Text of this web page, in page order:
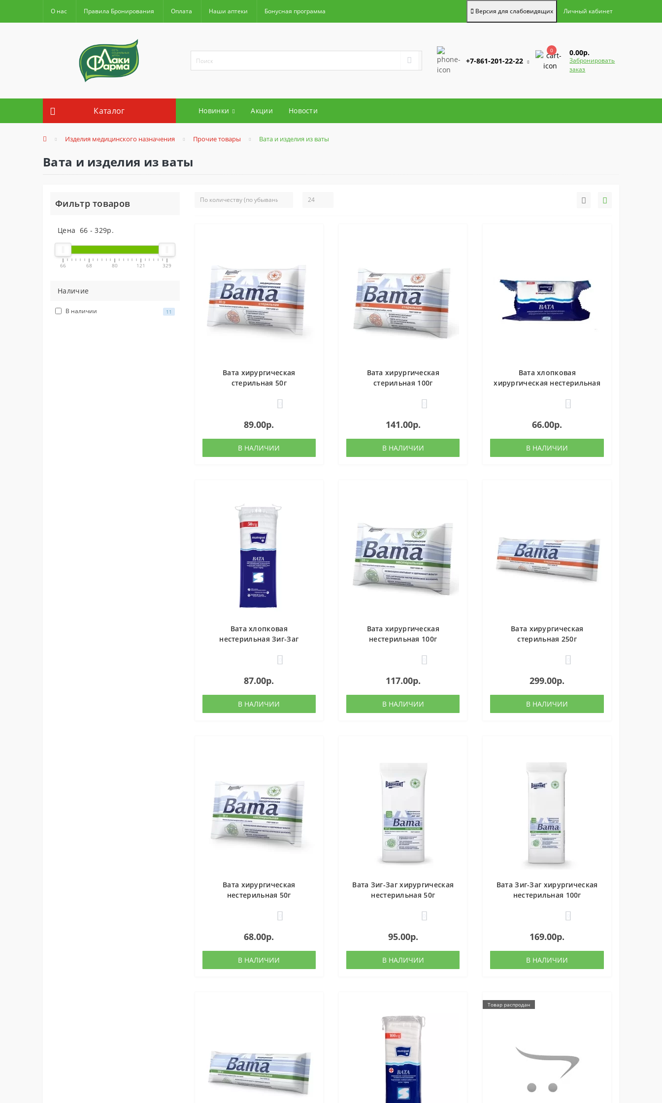
О нас Правила Бронирования Оплата Наши аптеки Бонусная программа Версия для слабовидящих Личный кабинет
+7-861-201-22-22
0 0.00р.
Забронировать
заказ
Каталог Новинки Акции Новости
Изделия медицинского назначения Прочие товары Вата и изделия из ваты
Вата и изделия из ваты
Фильтр товаров
Цена 66 -329р.
66 68 80 121 329
Наличие
В наличии 11
Вата хирургическая
стерильная 50г
89.00р.
В НАЛИЧИИ
Вата хирургическая
стерильная 100г
141.00р.
В НАЛИЧИИ
Вата хлопковая
хирургическая нестерильная
66.00р.
В НАЛИЧИИ
Вата хлопковая
нестерильная Зиг-Заг
87.00р.
В НАЛИЧИИ
Вата хирургическая
нестерильная 100г
117.00р.
В НАЛИЧИИ
Вата хирургическая
стерильная 250г
299.00р.
В НАЛИЧИИ
Вата хирургическая
нестерильная 50г
68.00р.
В НАЛИЧИИ
Вата Зиг-Заг хирургическая
нестерильная 50г
95.00р.
В НАЛИЧИИ
Вата Зиг-Заг хирургическая
нестерильная 100г
169.00р.
В НАЛИЧИИ
Товар распродан